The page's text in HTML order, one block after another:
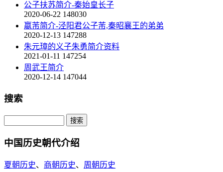
公子扶苏简介-秦始皇长子
2020-06-22 148030
嬴芾简介-泾阳君公子芾,秦昭襄王的弟弟
2020-12-13 147288
朱元璋的义子朱勇简介资料
2021-01-11 147254
周武王简介
2020-12-14 147044
搜索
中国历史朝代介绍
夏朝历史、 商朝历史、 周朝历史